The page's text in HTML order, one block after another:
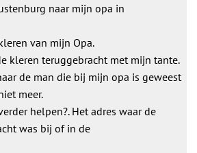
naar mijn opa in
van mijn Opa.
kleren teruggebracht met mijn tante.
de man die bij mijn opa is geweest
meer.
helpen?. Het adres waar de
was bij of in de